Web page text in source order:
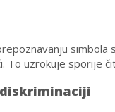
To uzrokuje sporije